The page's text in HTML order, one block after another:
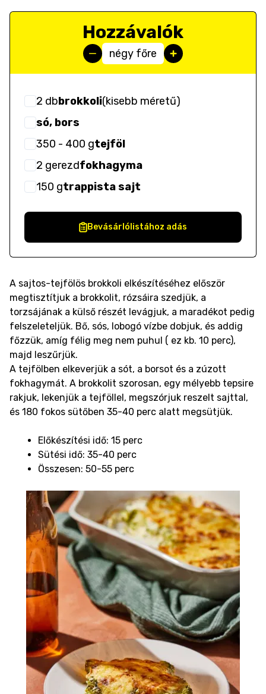
Hozzávalók
négy főre
2 dbbrokkoli(kisebb méretű)
só, bors
350 - 400 gtejföl
2 gerezdfokhagyma
150 gtrappista sajt
Bevásárlólistához adás
A sajtos-tejfölös brokkoli elkészítéséhez először
megtisztítjuk a brokkolit, rózsáira szedjük, a
torzsájának a külső részét levágjuk, a maradékot pedig
felszeleteljük. Bő, sós, lobogó vízbe dobjuk, és addig
főzzük, amíg félig meg nem puhul ( ez kb. 10 perc),
majd leszűrjük.
A tejfölben elkeverjük a sót, a borsot és a zúzott
fokhagymát. A brokkolit szorosan, egy mélyebb tepsire
rakjuk, lekenjük a tejföllel, megszórjuk reszelt sajttal,
és 180 fokos sütőben 35-40 perc alatt megsütjük.
Előkészítési idő: 15 perc
Sütési idő: 35-40 perc
Összesen: 50-55 perc